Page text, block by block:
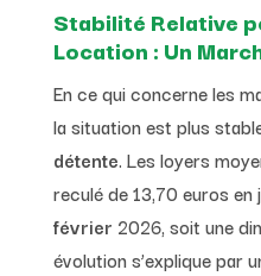
Stabilité Relative
Location : Un
En ce qui concerne les
la situation est plus
détente. Les loyers
reculé de 13,70 euros en
février 2026, soit une
évolution s’explique par